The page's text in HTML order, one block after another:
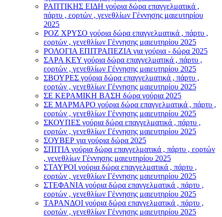
ΡΑΠΤΙΚΗΣ ΕΙΔΗ γούρια δώρα επαγγελματικά ,
πάρτυ , εορτών , γενεθλίων Γέννησης μαιευτηρίου
2025
ΡΟΖ ΧΡΥΣΟ γούρια δώρα επαγγελματικά , πάρτυ ,
εορτών , γενεθλίων Γέννησης μαιευτηρίου 2025
ΡΟΛΟΓΙΑ ΕΠΙΤΡΑΠΕΖΙΑ για γούρια - δώρα 2025
ΣΑΡΑ ΚΕΥ γούρια δώρα επαγγελματικά , πάρτυ ,
εορτών , γενεθλίων Γέννησης μαιευτηρίου 2025
ΣΒΟΥΡΕΣ γούρια δώρα επαγγελματικά , πάρτυ ,
εορτών , γενεθλίων Γέννησης μαιευτηρίου 2025
ΣΕ ΚΕΡΑΜΙΚΗ ΒΑΣΗ δώρα γούρια 2025
ΣΕ ΜΑΡΜΑΡΟ γούρια δώρα επαγγελματικά , πάρτυ ,
εορτών , γενεθλίων Γέννησης μαιευτηρίου 2025
ΣΚΟΥΠΕΣ γούρια δώρα επαγγελματικά , πάρτυ ,
εορτών , γενεθλίων Γέννησης μαιευτηρίου 2025
ΣΟΥΒΕΡ για γούρια δώρα 2025
ΣΠΙΤΙΑ γούρια δώρα επαγγελματικά , πάρτυ , εορτών
, γενεθλίων Γέννησης μαιευτηρίου 2025
ΣΤΑΥΡΟI γούρια δώρα επαγγελματικά , πάρτυ ,
εορτών , γενεθλίων Γέννησης μαιευτηρίου 2025
ΣΤΕΦΑΝΙΑ γούρια δώρα επαγγελματικά , πάρτυ ,
εορτών , γενεθλίων Γέννησης μαιευτηρίου 2025
ΤΑΡΑΝΔΟΙ γούρια δώρα επαγγελματικά , πάρτυ ,
εορτών , γενεθλίων Γέννησης μαιευτηρίου 2025